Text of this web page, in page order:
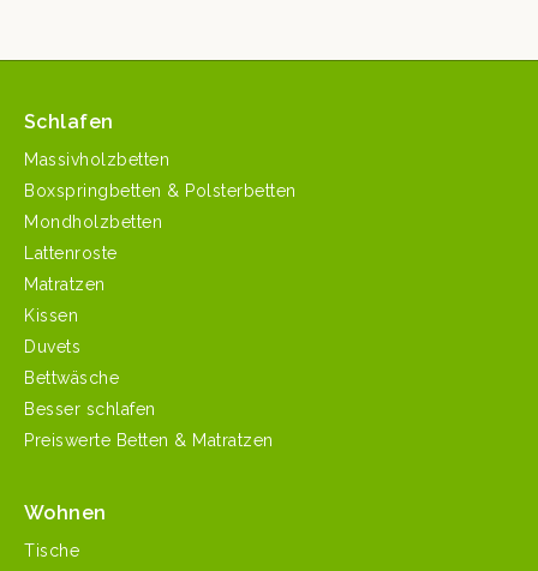
Schlafen
Massivholzbetten
Boxspringbetten & Polsterbetten
Mondholzbetten
Lattenroste
Matratzen
Kissen
Duvets
Bettwäsche
Besser schlafen
Preiswerte Betten & Matratzen
Wohnen
Tische